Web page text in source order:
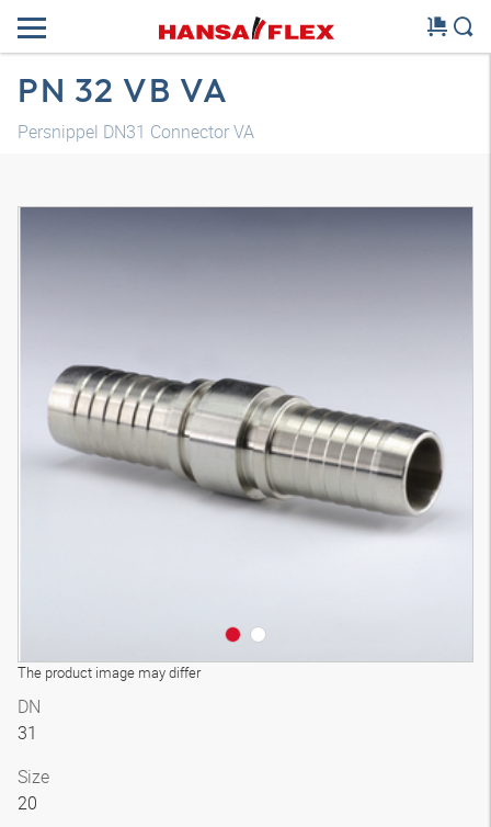
PN 32 VB VA
Persnippel DN31 Connector VA
The product image may differ
DN
31
Size
20